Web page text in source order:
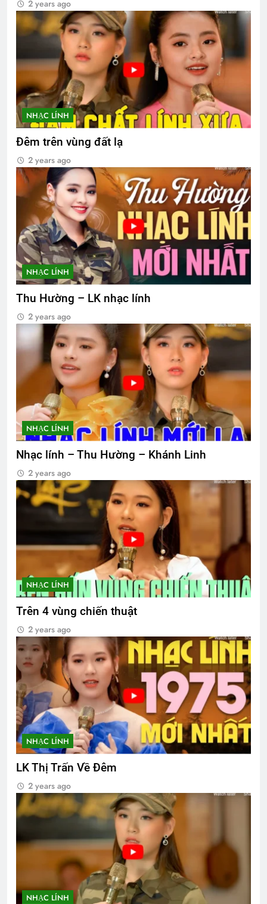
2 years ago
NHẠC LÍNH
Đêm trên vùng đất lạ
2 years ago
NHẠC LÍNH
Thu Hường – LK nhạc lính
2 years ago
NHẠC LÍNH
Nhạc lính – Thu Hường – Khánh Linh
2 years ago
NHẠC LÍNH
Trên 4 vùng chiến thuật
2 years ago
NHẠC LÍNH
LK Thị Trấn Về Đêm
2 years ago
NHẠC LÍNH